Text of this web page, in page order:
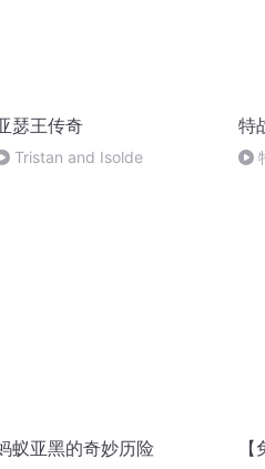
瑟王传奇
Tristan and Isolde
特
蚁亚黑的奇妙历险